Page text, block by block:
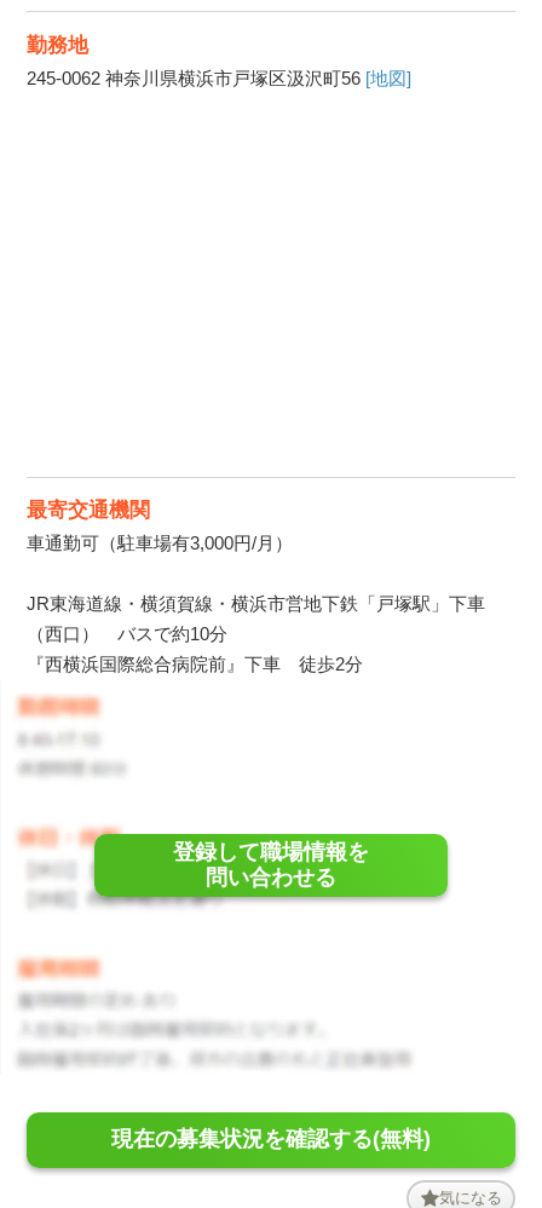
勤務地
245-0062 神奈川県横浜市戸塚区汲沢町56 [地図]
最寄交通機関
車通勤可（駐車場有3,000円/月）
JR東海道線・横須賀線・横浜市営地下鉄「戸塚駅」下車
（西口） バスで約10分
『西横浜国際総合病院前』下車 徒歩2分
登録して職場情報を
問い合わせる
現在の募集状況を確認する(無料)
気になる